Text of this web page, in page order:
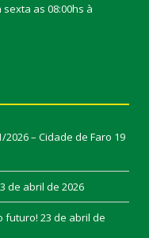
as 08:00hs à
2026 – Cidade de Faro 19
de abril de 2026
futuro! 23 de abril de